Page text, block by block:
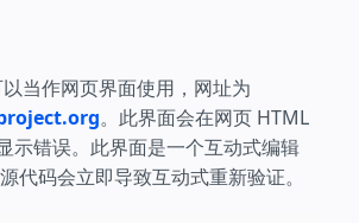
当作网页界面使用，网址为
。此界面会在网页 HTML
示错误。此界面是一个互动式编辑
代码会立即导致互动式重新验证。